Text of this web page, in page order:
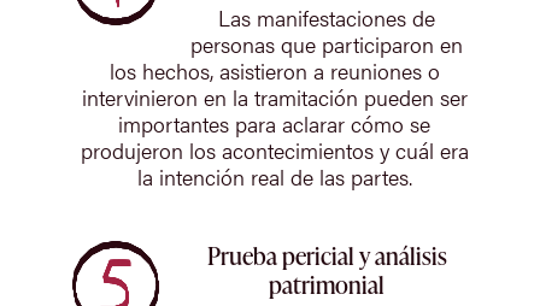
Las manifestaciones de
personas que participaron en
los hechos, asistieron a reuniones o
intervinieron en la tramitación pueden ser
importantes para aclarar cómo se
produjeron los acontecimientos y cuál era
la intención real de las partes.
Prueba pericial y análisis
patrimonial